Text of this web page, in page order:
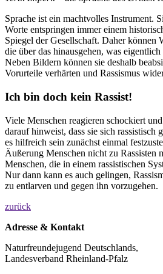
Sprache ist ein machtvolles Instrument.
Worte entspringen immer einem
Spiegel der Gesellschaft. Daher können
die über das hinausgehen, was
Neben Bildern können sie deshalb
Vorurteile verhärten und Rassismus
Ich bin doch kein Rassist!
Viele Menschen reagieren schockiert
darauf hinweist, dass sie sich rassistisch
es hilfreich sein zunächst einmal
Äußerung Menschen nicht zu Rassisten
Menschen, die in einem rassistischen
Nur dann kann es auch gelingen,
zu entlarven und gegen ihn vorzugehen.
zurück
Adresse & Kontakt
Naturfreundejugend Deutschlands,
Landesverband Rheinland-Pfalz